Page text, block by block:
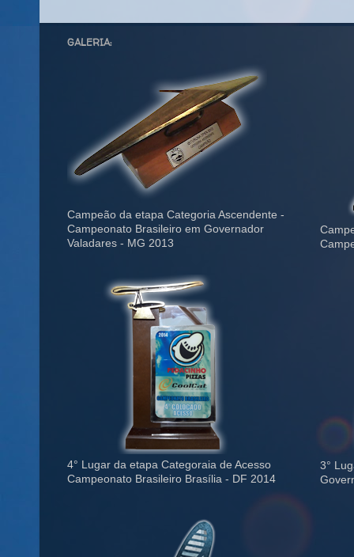
GALERIA:
Campeão da etapa Categoria Ascendente -
Campeonato Brasileiro em Governador
Valadares - MG 2013
4° Lugar da etapa Categoraia de Acesso
Campeonato Brasileiro Brasília - DF 2014
3°